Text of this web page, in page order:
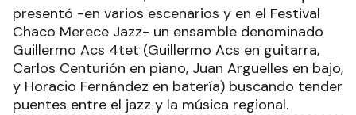
presentó -en varios escenarios y en el Festival
Chaco Merece Jazz- un ensamble denominado
Guillermo Acs 4tet (Guillermo Acs en guitarra,
Carlos Centurión en piano, Juan Arguelles en bajo,
y Horacio Fernández en batería) buscando tender
puentes entre el jazz y la música regional.